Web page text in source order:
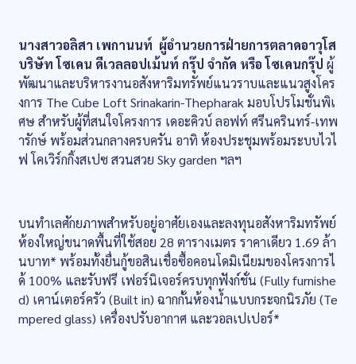
นางสาวอลิสา เพกานนท์ ผู้อำนวยการฝ่ายการตลาดอาวุโส
บริษัท โซเคน ดีเวลลอปเม้นท์ กรุ๊ป จำกัด หรือ โซเคนกรุ๊ป ผู้
พัฒนาและบริหารงานอสังหาริมทรัพย์แนวราบและแนวสูงโคร
งการ The Cube Loft Srinakarin-Thepharak มอบโปรโมชั่นพิเ
ศษ สำหรับผู้ที่สนใจโครงการ เดอะคิวบ์ ลอฟท์ ศรีนครินทร์-เทพ
ารักษ์ พร้อมส่วนกลางครบครัน อาทิ ห้องประชุมพร้อมระบบไวไ
ฟ โคเวิร์กกิ้งสเปซ สวนสวย Sky garden ฯลฯ
บนทำเลศักยภาพสำหรับอยู่อาศัยเองและลงทุนอสังหาริมทรัพย์
ห้องใหญ่ขนาดพื้นที่ใช้สอย 28 ตารางเมตร ราคาเดียว 1.69 ล้า
นบาท* พร้อมทั้งยื่นกู้ขอสินเชื่อซื้อคอนโดมิเนียมของโครงการไ
ด้ 100% และรับฟรี เฟอร์นิเจอร์ครบทุกฟังก์ชั่น (Fully furnishe
d) เคาน์เตอร์ครัว (Built in) ฉากกั้นห้องน้ำแบบกระจกนิรภัย (Te
mpered glass) เครื่องปรับอากาศ และวอลเปเปอร์*